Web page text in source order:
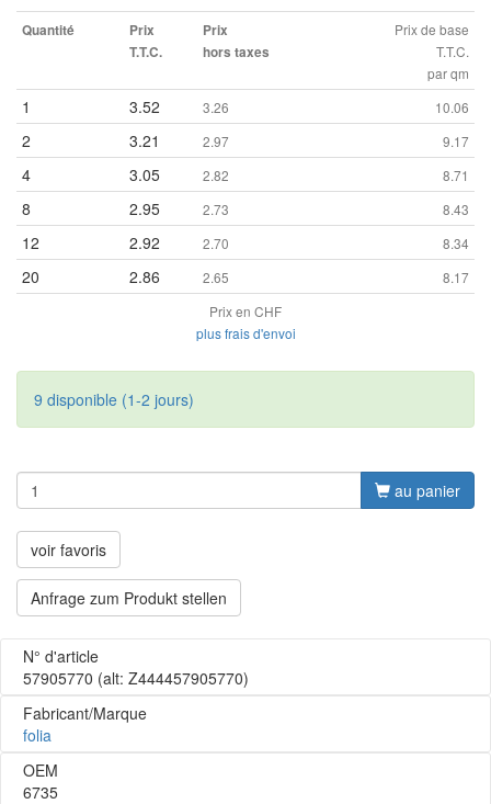
Quantité
Prix
T.T.C.
Prix
hors taxes
Prix de base
T.T.C.
par qm
1 3.52 3.26 10.06
2 3.21 2.97 9.17
4 3.05 2.82 8.71
8 2.95 2.73 8.43
12 2.92 2.70 8.34
20 2.86 2.65
8.17
Prix en CHF
plus frais d'envoi
9 disponible (1-2 jours)
au panier
voir favoris
Anfrage zum Produkt stellen
N° d'article
57905770 (alt: Z444457905770)
Fabricant/Marque
folia
OEM
6735